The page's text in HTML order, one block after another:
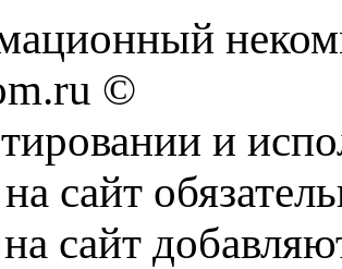
©
и
сайт
сайт